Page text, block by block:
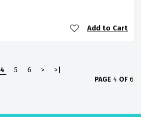
Add to Cart
4 5 6 >
>|
PAGE 4 OF 6